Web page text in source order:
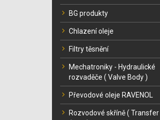
BG produkty
Chlazení oleje
Filtry těsnění
Mechatroniky - Hydraulické
rozvaděče ( Valve Body )
Převodové oleje RAVENOL
Rozvodové skříně ( Transfer